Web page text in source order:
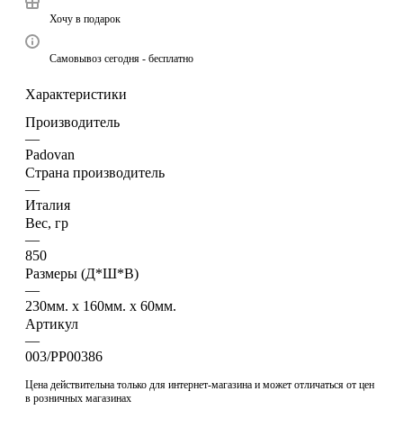
Хочу в подарок
Самовывоз сегодня - бесплатно
Характеристики
Производитель
—
Padovan
Страна производитель
—
Италия
Вес, гр
—
850
Размеры (Д*Ш*В)
—
230мм. x 160мм. x 60мм.
Артикул
—
003/PP00386
Цена действительна только для интернет-магазина и может отличаться от цен
в розничных магазинах